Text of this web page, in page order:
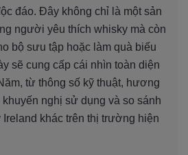
đáo. Đây không chỉ là một sản
người yêu thích whisky mà còn
bộ sưu tập hoặc làm quà biếu
sẽ cung cấp cái nhìn toàn diện
từ thông số kỹ thuật, hương
nghị sử dụng và so sánh
khác trên thị trường hiện